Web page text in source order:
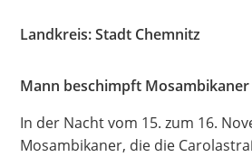
Deutsch العربية Český
Landkreis: Stadt Chemnitz
Mann beschimpft Mosambikaner
In der Nacht vom 15. zum 16.
Mosambikaner, die die